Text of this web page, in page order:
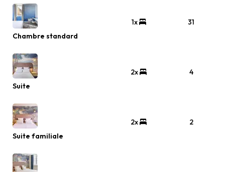
Chambre standard
1x 31
Suite
2x 4
Suite familiale
2x 2